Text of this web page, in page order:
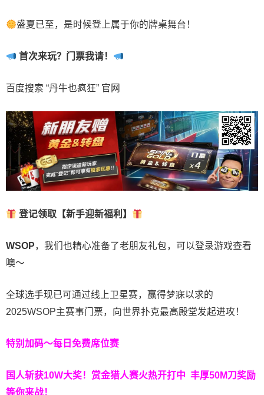
盛夏已至，是时候登上属于你的牌桌舞台！
首次来玩？门票我请！
百度搜索 “丹牛也疯狂” 官网
登记领取【新手迎新福利】
WSOP，我们也精心准备了老朋友礼包，可以登录游戏查看
噢～
全球选手现已可通过线上卫星赛，赢得梦寐以求的
2025WSOP主赛事门票，向世界扑克最高殿堂发起进攻！
特别加码～每日免费席位赛
国人斩获10W大奖！ 赏金猎人赛火热开打中 丰厚50M刀奖励
等你来战！